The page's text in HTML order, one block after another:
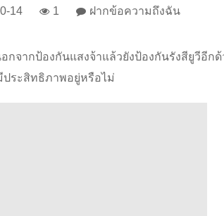
14 1 ฝากข้อความถึงฉัน
กจากป้องกันแสงจ้าแล้วยังป้องกันรังสียูวีอีก
ประสิทธิภาพอยู่หรือไม่